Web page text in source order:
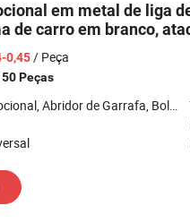
em metal de liga
de carro em branco,
0,45/ Peça
50 Peças
Bolsa para Moeda, Porta-Retratos, Relógio de Pulso, Bússola, Gifts